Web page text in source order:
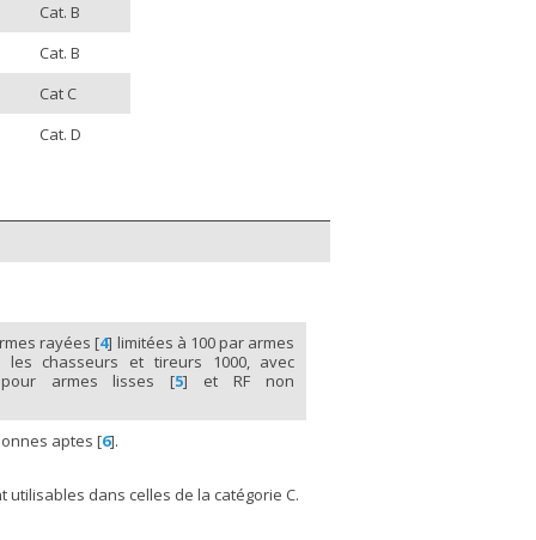
Cat. B
Cat. B
Cat C
Cat. D
rayées [4] limitées à 100 par armes
chasseurs et tireurs 1000, avec
armes lisses [5] et RF non
aptes [6].
dans celles de la catégorie C.